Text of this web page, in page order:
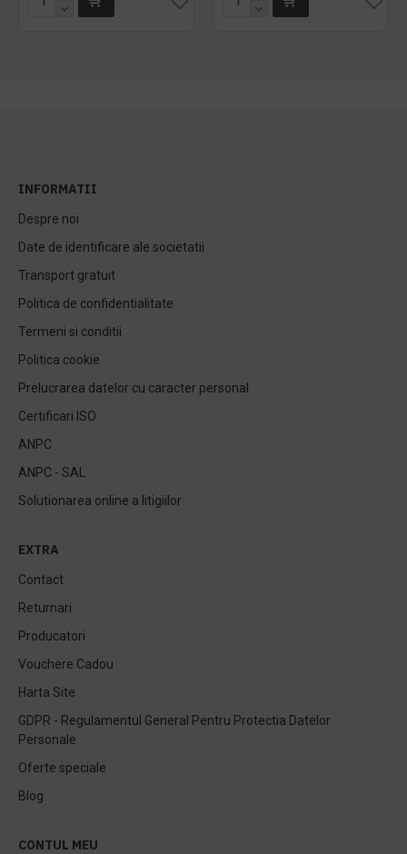
INFORMATII
Despre noi
Date de identificare ale societatii
Transport gratuit
Politica de confidentialitate
Termeni si conditii
Politica cookie
Prelucrarea datelor cu caracter personal
Certificari ISO
ANPC
ANPC - SAL
Solutionarea online a litigiilor
EXTRA
Contact
Returnari
Producatori
Vouchere Cadou
Harta Site
GDPR - Regulamentul General Pentru Protectia Datelor
Personale
Oferte speciale
Blog
CONTUL MEU